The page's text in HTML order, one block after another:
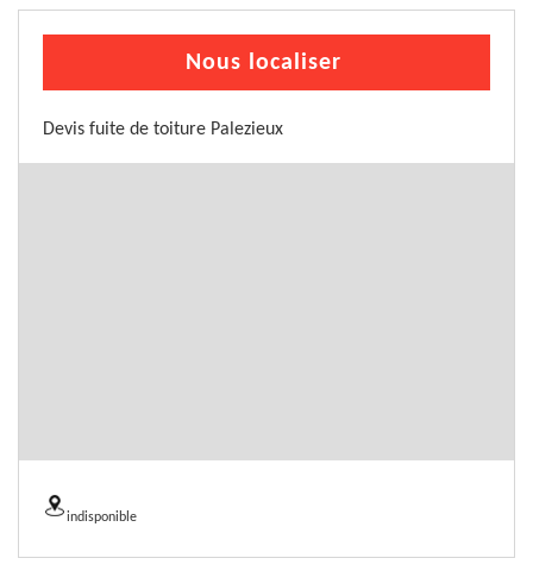
Nous localiser
Devis fuite de toiture Palezieux
indisponible